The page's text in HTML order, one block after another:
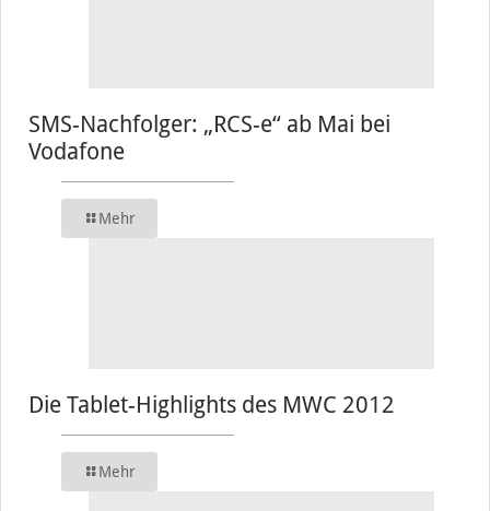
SMS-Nachfolger: „RCS-e“ ab Mai bei
Vodafone
Mehr
Die Tablet-Highlights des MWC 2012
Mehr